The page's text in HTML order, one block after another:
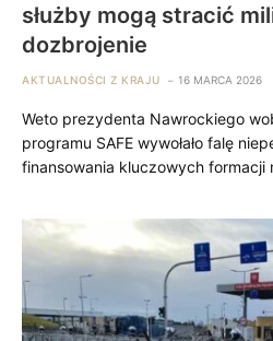
służby mogą stracić
dozbrojenie
AKTUALNOŚCI Z KRAJU 16 MARCA 2026
Weto prezydenta Nawrockiego
programu SAFE wywołało falę
finansowania kluczowych